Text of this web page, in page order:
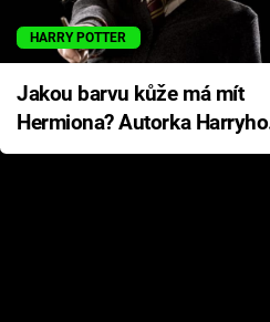
HARRY POTTER
Jakou barvu kůže má mít
Hermiona? Autorka Harryho
Pottera přišla s ráznou